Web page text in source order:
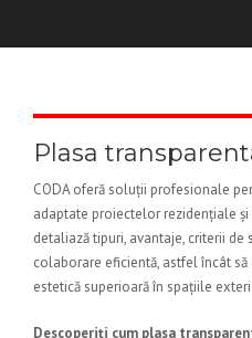
Plasa
CODA oferă soluții profesionale
adaptate proiectelor rezidențiale
detaliază tipuri, avantaje, criterii
colaborare eficientă, astfel încât
estetică superioară în spațiile
Descoperiți cum plasa